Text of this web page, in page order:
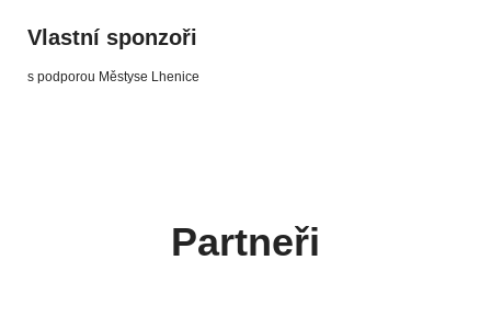
Vlastní sponzoři
s podporou Městyse Lhenice
Partneři